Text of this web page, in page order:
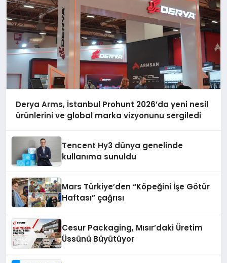
Derya Arms, İstanbul Prohunt 2026’da yeni nesil
ürünlerini ve global marka vizyonunu sergiledi
Tencent Hy3 dünya genelinde
kullanıma sunuldu
Mars Türkiye’den “Köpeğini İşe Götür
Haftası” çağrısı
Cesur Packaging, Mısır’daki Üretim
Üssünü Büyütüyor